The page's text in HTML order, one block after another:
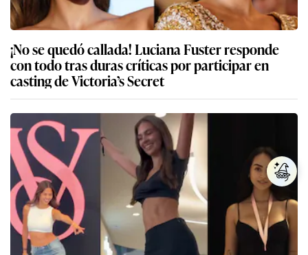
¡No se quedó callada! Luciana Fuster responde
con todo tras duras críticas por participar en
casting de Victoria’s Secret